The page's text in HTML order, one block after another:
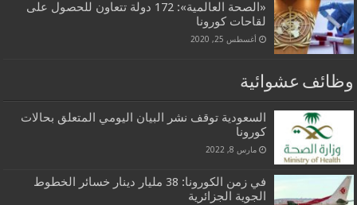
«الصحة العالمية»: 172 دولة تتعاون للحصول على
لقاحات كورونا
أغسطس 25, 2020
وظائف عشوائية
السعودية توقف نشر البيان اليومي المتعلق بحالات
كورونا
مارس 8, 2022
في زمن الكورونا: 38 مليار دينار خسائر الخطوط
الجوية الجزائرية